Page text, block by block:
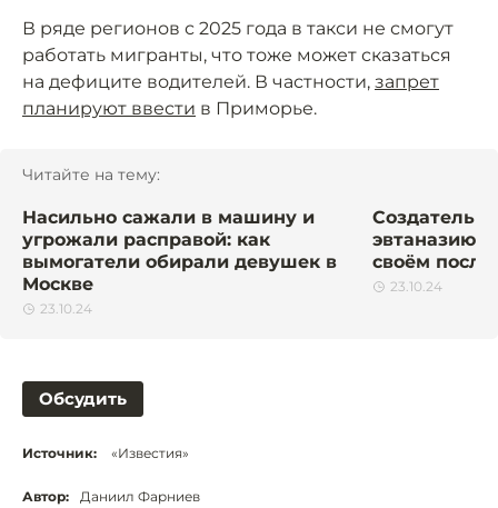
В ряде регионов с 2025 года в такси не смогут
работать мигранты, что тоже может сказаться
на дефиците водителей. В частности, запрет
планируют ввести в Приморье.
Читайте на тему:
Насильно сажали в машину и
угрожали расправой: как
вымогатели обирали девушек в
Москве
23.10.24
Создатель
эвтаназию.
своём
23.10.24
Обсудить
Источник: «Известия»
Автор: Даниил Фарниев